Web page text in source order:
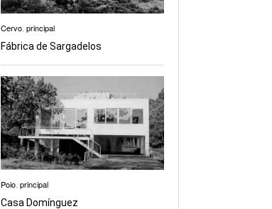
Cervo principal
Fábrica de Sargadelos
Poio principal
Casa Domínguez